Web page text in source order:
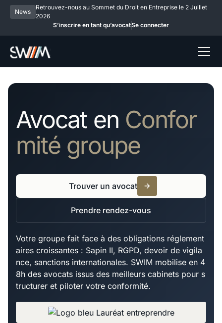
News
Retrouvez-nous au Sommet du Droit en Entreprise le 2 Juillet
2026
S’inscrire en tant qu’avocatSe connecter
Avocat en Confor
mité groupe
Trouver un avocat
Prendre rendez-vous
Votre groupe fait face à des obligations réglement
aires croissantes : Sapin II, RGPD, devoir de vigila
nce, sanctions internationales. SWIM mobilise en 4
8h des avocats issus des meilleurs cabinets pour s
tructurer et piloter votre conformité.